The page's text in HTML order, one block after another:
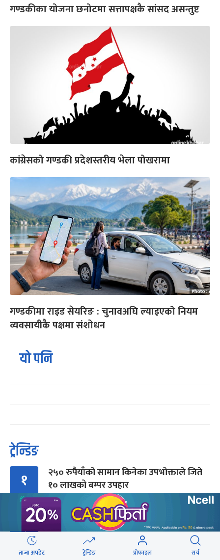
गण्डकीका योजना छनोटमा सत्तापक्षकै सांसद असन्तुष्ट
कांग्रेसको गण्डकी प्रदेशस्तरीय भेला पोखरामा
गण्डकीमा राइड सेयरिङ : चुनावअघि ल्याइएको नियम
व्यवसायीकै पक्षमा संशोधन
यो पनि
ट्रेन्डिङ
१
२५० रुपैयाँको सामान किनेका उपभोक्ताले जिते
१० लाखको बम्पर उपहार
२ गुन्डुमा अड्किए एमाले पुनर्गठनका प्रस्तावहरू
ताजा अपडेट ट्रेन्डिङ प्रोफाइल सर्च